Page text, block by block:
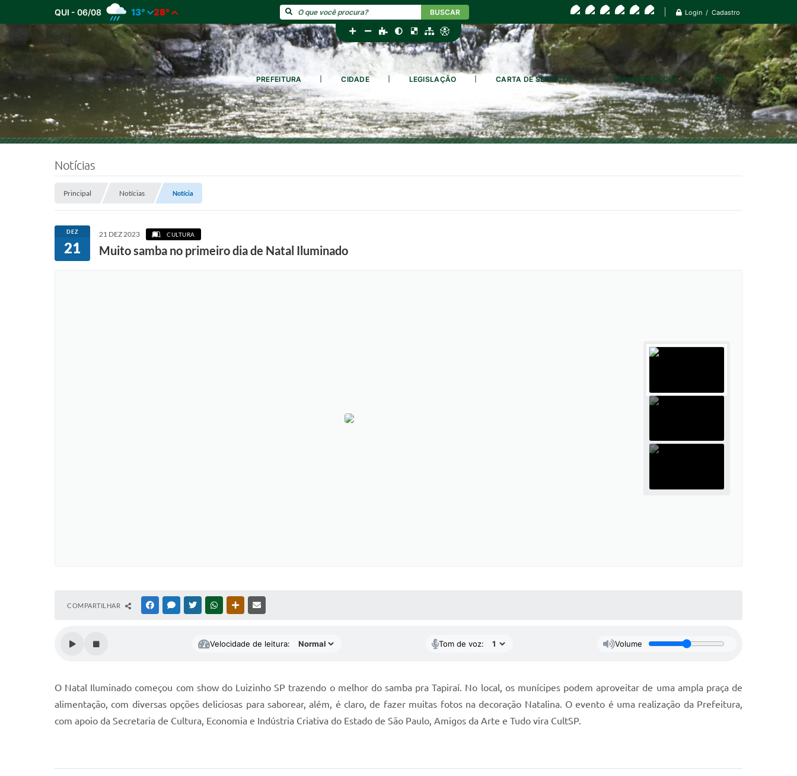
Login / Cadastro
QUI - 06/08 13° 28° BUSCAR
PREFEITURA CIDADE LEGISLAÇÃO CARTA DE SERVIÇOS TRANSPARÊNCIA
Notícias
Principal Notícias Notícia
DEZ
21
21 DEZ 2023 CULTURA
Muito samba no primeiro dia de Natal Iluminado
COMPARTILHAR FACEBOOKMESSENGER
TWITTERWHATSAPPOUTRAS MÍDIAS
Velocidade de leitura: Tom de voz: Volume
O Natal Iluminado começou com show do Luizinho SP trazendo o melhor do samba pra Tapiraí. No local, os munícipes podem aproveitar de uma ampla praça de
alimentação, com diversas opções deliciosas para saborear, além, é claro, de fazer muitas fotos na decoração Natalina. O evento é uma realização da Prefeitura,
com apoio da Secretaria de Cultura, Economia e Indústria Criativa do Estado de São Paulo, Amigos da Arte e Tudo vira CultSP.